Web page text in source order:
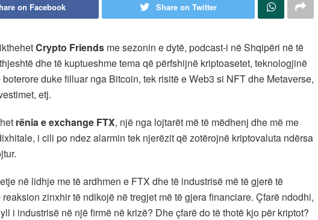
on Facebook Share on Twitter
Crypto Friends me sezonin e dytë, podcast-i në Shqipëri në të
dhe të kuptueshme tema që përfshijnë kriptoasetet, teknologjinë
duke filluar nga Bitcoin, tek risitë e Web3 si NFT dhe Metaverse,
etj.
rënia e exchange FTX, një nga lojtarët më të mëdhenj dhe më me
i cili po ndez alarmin tek njerëzit që zotërojnë kriptovaluta ndërsa
në lidhje me të ardhmen e FTX dhe të industrisë më të gjerë të
zinxhir të ndikojë në tregjet më të gjera financiare. Çfarë ndodhi,
i industrisë në një firmë në krizë? Dhe çfarë do të thotë kjo për kriptot?